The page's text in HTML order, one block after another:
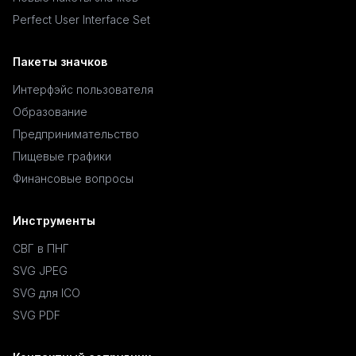
Perfect User Interface Set
Пакеты значков
Интерфэйс пользователя
Образование
Предпринимательство
Пищевые графики
Финансовые вопросы
Инструменты
СВГ в ПНГ
SVG JPEG
SVG для ICO
SVG PDF